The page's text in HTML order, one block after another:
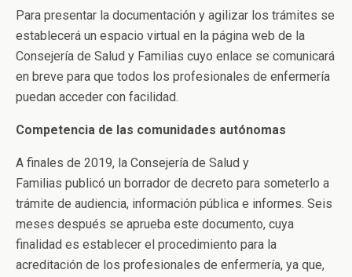
Para presentar la documentación y agilizar los trámites se
establecerá un espacio virtual en la página web de la
Consejería de Salud y Familias cuyo enlace se comunicará
en breve para que todos los profesionales de enfermería
puedan acceder con facilidad.
Competencia de las comunidades autónomas
A finales de 2019, la Consejería de Salud y
Familias publicó un borrador de decreto para someterlo a
trámite de audiencia, información pública e informes. Seis
meses después se aprueba este documento, cuya
finalidad es establecer el procedimiento para la
acreditación de los profesionales de enfermería, ya que,